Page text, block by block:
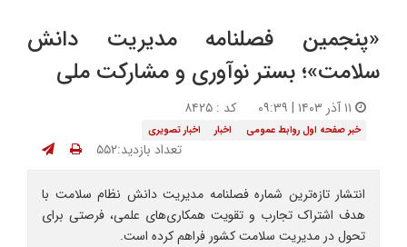
«پنجمین فصلنامه مدیریت دانش
سلامت»؛ بستر نوآوری و مشارکت ملی
کد : ۸۴۲۵
خبر صفحه اول روابط عمومی اخبار اخبار تصویری
تعداد بازدید:۵۵۲
انتشار تازه‌ترین شماره فصلنامه مدیریت دانش نظام سلامت با
هدف اشتراک تجارب و تقویت همکاری‌های علمی، فرصتی برای
تحول در مدیریت سلامت کشور فراهم کرده است.